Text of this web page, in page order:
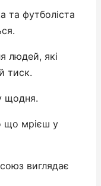
та футболіста
людей, які
тиск.
щодня.
що мрієш у
виглядає